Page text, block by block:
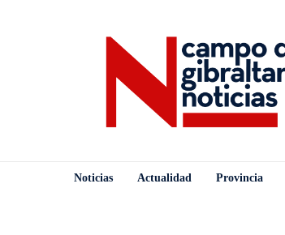
Noticias Actualidad Provincia